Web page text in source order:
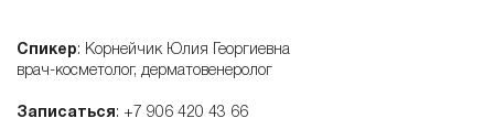
Спикер: Корнейчик Юлия Георгиевна
врач-косметолог, дерматовенеролог
Записаться: +7 906 420 43 66